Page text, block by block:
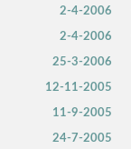
2-4-2006
2-4-2006
25-3-2006
12-11-2005
11-9-2005
24-7-2005